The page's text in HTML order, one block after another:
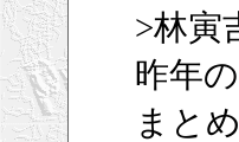
>林寅
昨年
まと